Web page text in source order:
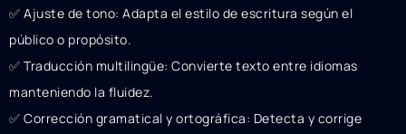
✅ Ajuste de tono: Adapta el estilo de escritura según el
público o propósito.
✅ Traducción multilingüe: Convierte texto entre idiomas
manteniendo la fluidez.
✅ Corrección gramatical y ortográfica: Detecta y corrige